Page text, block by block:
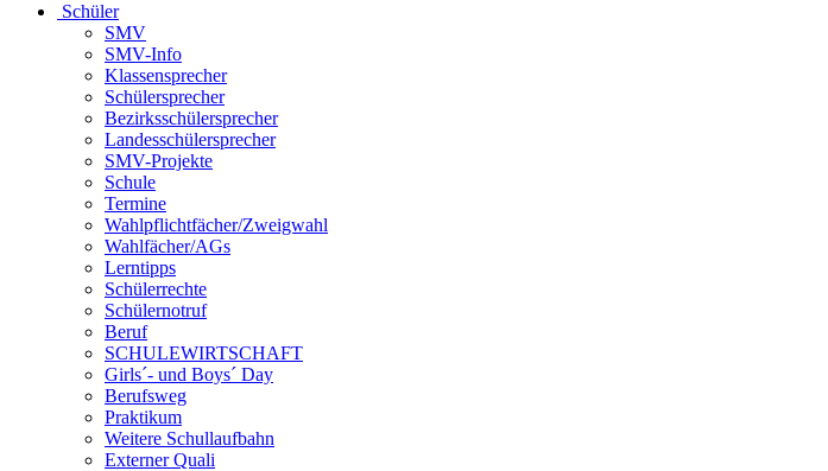
Schüler
SMV
SMV-Info
Klassensprecher
Schülersprecher
Bezirksschülersprecher
Landesschülersprecher
SMV-Projekte
Schule
Termine
Wahlpflichtfächer/Zweigwahl
Wahlfächer/AGs
Lerntipps
Schülerrechte
Schülernotruf
Beruf
SCHULEWIRTSCHAFT
Girls´- und Boys´ Day
Berufsweg
Praktikum
Weitere Schullaufbahn
Externer Quali